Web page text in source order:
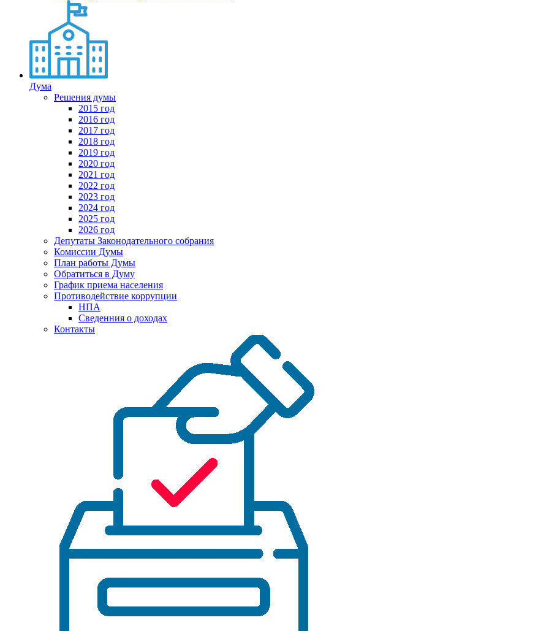
Дума
Решения думы
2015 год
2016 год
2017 год
2018 год
2019 год
2020 год
2021 год
2022 год
2023 год
2024 год
2025 год
2026 год
Депутаты Законодательного собрания
Комиссии Думы
План работы Думы
Обратиться в Думу
График приема населения
Противодействие коррупции
НПА
Сведенния о доходах
Контакты